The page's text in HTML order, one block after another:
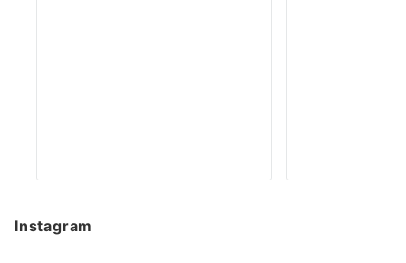
Instagram